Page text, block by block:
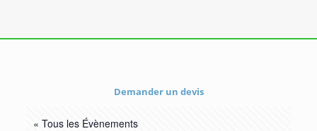
Demander un devis
« Tous les Évènements